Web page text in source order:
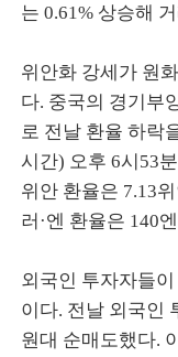
는 0.61% 상승해
위안화 강세가 원
다. 중국의 경기부
로 전날 환율 하락
시간) 오후 6시53
위안 환율은 7.13
러·엔 환율은 140
외국인 투자자들
이다. 전날 외국인
원대 순매도했다.